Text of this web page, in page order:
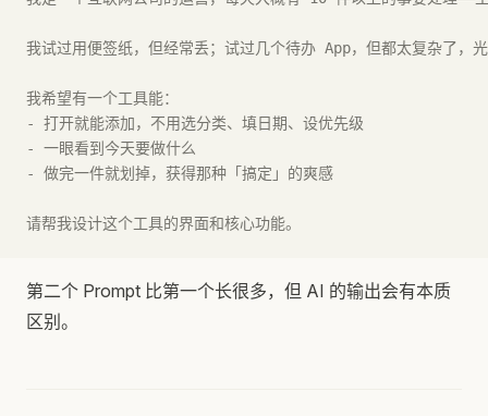
我试过用便签纸，但经常丢；试过几个待办 App，但都太复杂了，
我希望有一个工具能：
- 打开就能添加，不用选分类、填日期、设优先级
- 一眼看到今天要做什么
- 做完一件就划掉，获得那种「搞定」的爽感
请帮我设计这个工具的界面和核心功能。
第二个 Prompt 比第一个长很多，但 AI 的输出会有本质
区别。